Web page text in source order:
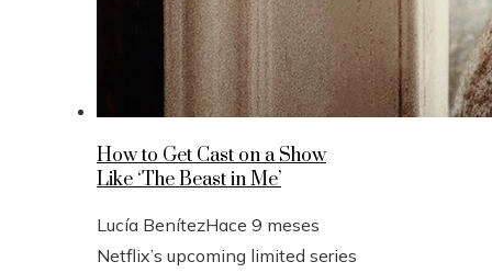
How to Get Cast on a Show
Like ‘The Beast in Me’
Lucía BenítezHace 9 meses
Netflix’s upcoming limited series